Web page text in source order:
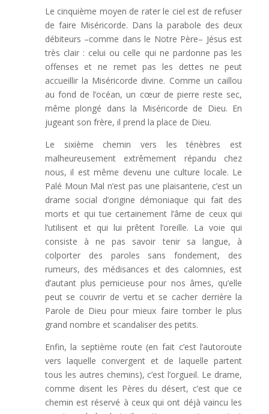
Le cinquième moyen de rater le ciel est de refuser
de faire Miséricorde. Dans la parabole des deux
débiteurs –comme dans le Notre Père– Jésus est
très clair : celui ou celle qui ne pardonne pas les
offenses et ne remet pas les dettes ne peut
accueillir la Miséricorde divine. Comme un caillou
au fond de l’océan, un cœur de pierre reste sec,
même plongé dans la Miséricorde de Dieu. En
jugeant son frère, il prend la place de Dieu.
Le sixième chemin vers les ténèbres est
malheureusement extrêmement répandu chez
nous, il est même devenu une culture locale. Le
Palé Moun Mal n’est pas une plaisanterie, c’est un
drame social d’origine démoniaque qui fait des
morts et qui tue certainement l’âme de ceux qui
l’utilisent et qui lui prêtent l’oreille. La voie qui
consiste à ne pas savoir tenir sa langue, à
colporter des paroles sans fondement, des
rumeurs, des médisances et des calomnies, est
d’autant plus pernicieuse pour nos âmes, qu’elle
peut se couvrir de vertu et se cacher derrière la
Parole de Dieu pour mieux faire tomber le plus
grand nombre et scandaliser des petits.
Enfin, la septième route (en fait c’est l’autoroute
vers laquelle convergent et de laquelle partent
tous les autres chemins), c’est l’orgueil. Le drame,
comme disent les Pères du désert, c’est que ce
chemin est réservé à ceux qui ont déjà vaincu les